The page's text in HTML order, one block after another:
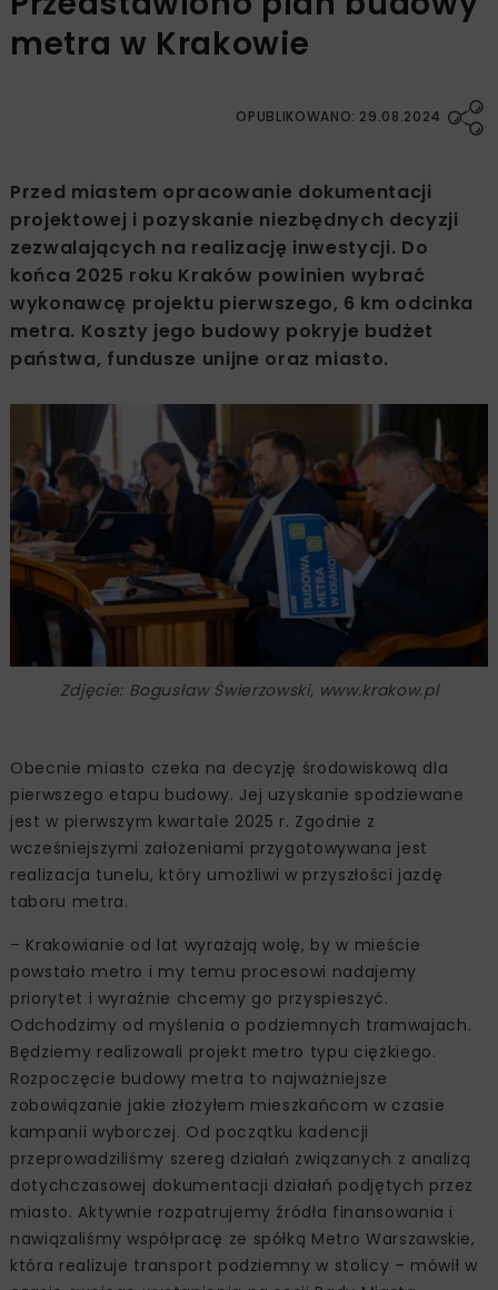
metra w Krakowie
OPUBLIKOWANO: 29.08.2024
Przed miastem opracowanie dokumentacji
projektowej i pozyskanie niezbędnych decyzji
zezwalających na realizację inwestycji. Do
końca 2025 roku Kraków powinien wybrać
wykonawcę projektu pierwszego, 6 km odcinka
metra. Koszty jego budowy pokryje budżet
państwa, fundusze unijne oraz miasto.
Zdjęcie: Bogusław Świerzowski, www.krakow.pl
Obecnie miasto czeka na decyzję środowiskową dla
pierwszego etapu budowy. Jej uzyskanie spodziewane
jest w pierwszym kwartale 2025 r. Zgodnie z
wcześniejszymi założeniami przygotowywana jest
realizacja tunelu, który umożliwi w przyszłości jazdę
taboru metra.
– Krakowianie od lat wyrażają wolę, by w mieście
powstało metro i my temu procesowi nadajemy
priorytet i wyraźnie chcemy go przyspieszyć.
Odchodzimy od myślenia o podziemnych tramwajach.
Będziemy realizowali projekt metro typu ciężkiego.
Rozpoczęcie budowy metra to najważniejsze
zobowiązanie jakie złożyłem mieszkańcom w czasie
kampanii wyborczej. Od początku kadencji
przeprowadziliśmy szereg działań związanych z analizą
dotychczasowej dokumentacji działań podjętych przez
miasto. Aktywnie rozpatrujemy źródła finansowania i
nawiązaliśmy współpracę ze spółką Metro Warszawskie,
która realizuje transport podziemny w stolicy – mówił w